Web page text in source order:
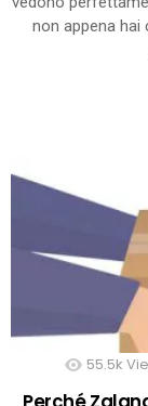
non appena
55.5k